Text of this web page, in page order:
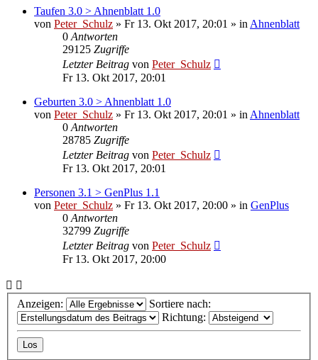
Taufen 3.0 > Ahnenblatt 1.0
von Peter_Schulz » Fr 13. Okt 2017, 20:01 » in Ahnenblatt
0 Antworten
29125 Zugriffe
Letzter Beitrag von Peter_Schulz
Fr 13. Okt 2017, 20:01
Geburten 3.0 > Ahnenblatt 1.0
von Peter_Schulz » Fr 13. Okt 2017, 20:01 » in Ahnenblatt
0 Antworten
28785 Zugriffe
Letzter Beitrag von Peter_Schulz
Fr 13. Okt 2017, 20:01
Personen 3.1 > GenPlus 1.1
von Peter_Schulz » Fr 13. Okt 2017, 20:00 » in GenPlus
0 Antworten
32799 Zugriffe
Letzter Beitrag von Peter_Schulz
Fr 13. Okt 2017, 20:00
Anzeigen:
Sortiere nach:
Richtung: